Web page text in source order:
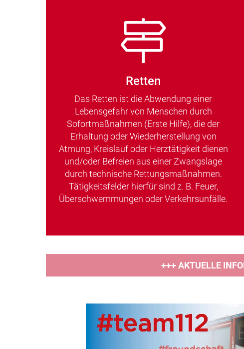
Retten
Das Retten ist die Abwendung einer
Lebensgefahr von Menschen durch
Sofortmaßnahmen (Erste Hilfe), die der
Erhaltung oder Wiederherstellung von
Atmung, Kreislauf oder Herztätigkeit dienen
und/oder Befreien aus einer Zwangslage
durch technische Rettungsmaßnahmen.
Tätigkeitsfelder hierfür sind z. B. Feuer,
Überschwemmungen oder Verkehrsunfälle.
+++ AKTUELLE